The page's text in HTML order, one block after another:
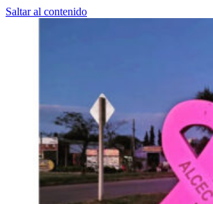
Saltar al contenido